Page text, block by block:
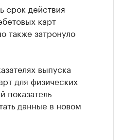
срок действия
карт
также затронуло
выпуска
для физических
показатель
данные в новом